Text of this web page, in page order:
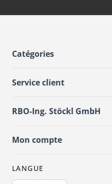
Catégories
Service client
RBO-Ing. Stöckl GmbH
Mon compte
LANGUE